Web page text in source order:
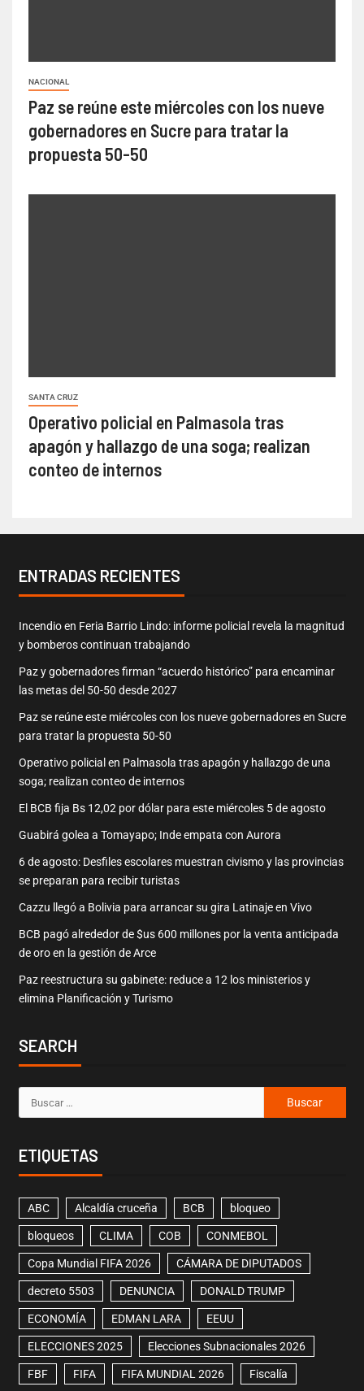
NACIONAL
Paz se reúne este miércoles con los nueve
gobernadores en Sucre para tratar la
propuesta 50-50
SANTA CRUZ
Operativo policial en Palmasola tras
apagón y hallazgo de una soga; realizan
conteo de internos
ENTRADAS RECIENTES
Incendio en Feria Barrio Lindo: informe policial revela la magnitud
y bomberos continuan trabajando
Paz y gobernadores firman “acuerdo histórico” para encaminar
las metas del 50-50 desde 2027
Paz se reúne este miércoles con los nueve gobernadores en Sucre
para tratar la propuesta 50-50
Operativo policial en Palmasola tras apagón y hallazgo de una
soga; realizan conteo de internos
El BCB fija Bs 12,02 por dólar para este miércoles 5 de agosto
Guabirá golea a Tomayapo; Inde empata con Aurora
6 de agosto: Desfiles escolares muestran civismo y las provincias
se preparan para recibir turistas
Cazzu llegó a Bolivia para arrancar su gira Latinaje en Vivo
BCB pagó alrededor de $us 600 millones por la venta anticipada
de oro en la gestión de Arce
Paz reestructura su gabinete: reduce a 12 los ministerios y
elimina Planificación y Turismo
SEARCH
ETIQUETAS
ABC Alcaldía cruceña BCB bloqueo
bloqueos CLIMA COB CONMEBOL
Copa Mundial FIFA 2026 CÁMARA DE DIPUTADOS
decreto 5503 DENUNCIA DONALD TRUMP
ECONOMÍA EDMAN LARA EEUU
ELECCIONES 2025 Elecciones Subnacionales 2026
FBF FIFA FIFA MUNDIAL 2026 Fiscalía